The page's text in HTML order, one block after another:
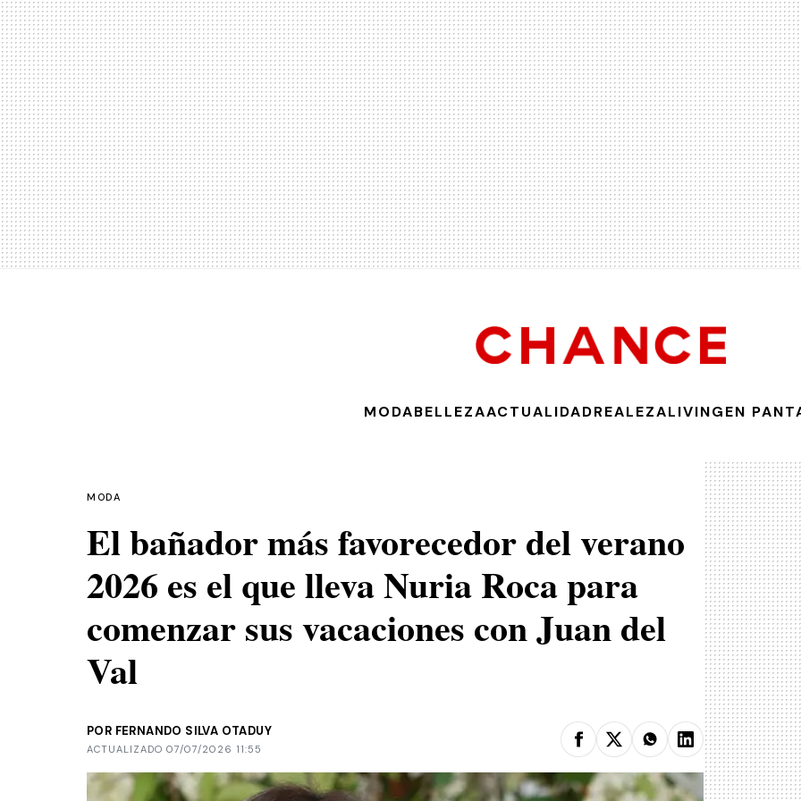
MODABELLEZAACTUALIDADREALEZALIVINGEN
MODA
El bañador más favorecedor del verano
2026 es el que lleva Nuria Roca para
comenzar sus vacaciones con Juan del
Val
POR FERNANDO SILVA OTADUY
ACTUALIZADO 07/07/2026 11:55